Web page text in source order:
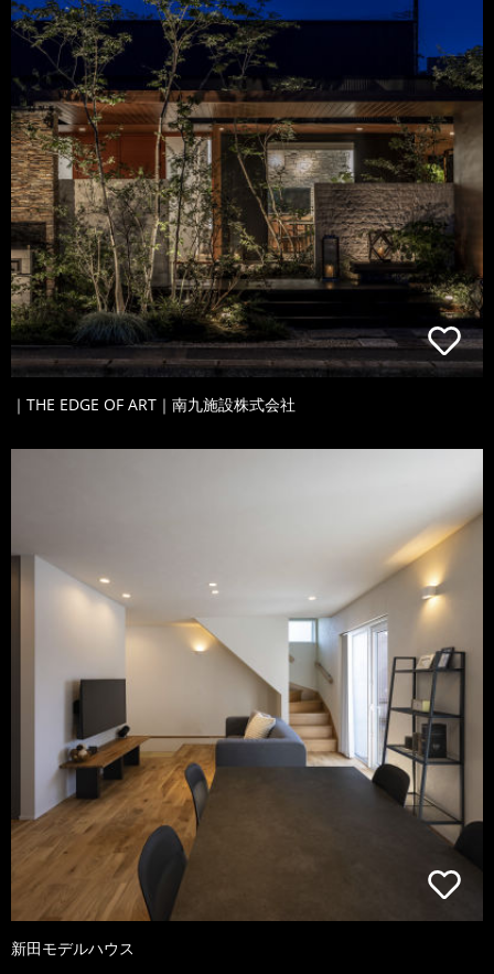
｜THE EDGE OF ART｜南九施設株式会社
新田モデルハウス